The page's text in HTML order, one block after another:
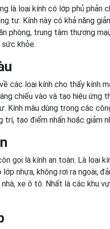
là loại kính có lớp phủ
tư. Kính này có khả năng
phòng, trung tâm thương
khỏe.
các loại kính cho thấy kính
chiếu vào và tạo hiệu ứng
Kính màu dùng trong các
trí, tạo điểm nhấn hoặc giảm
gọi là kính an toàn. Là loại
lớp nhựa, không rơi ra ngoài,
xe ô tô. Nhất là các khu